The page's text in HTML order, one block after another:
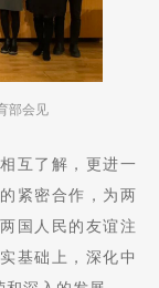
部会见
互了解，更进一
紧密合作，为两
国人民的友谊注
基础上，深化中